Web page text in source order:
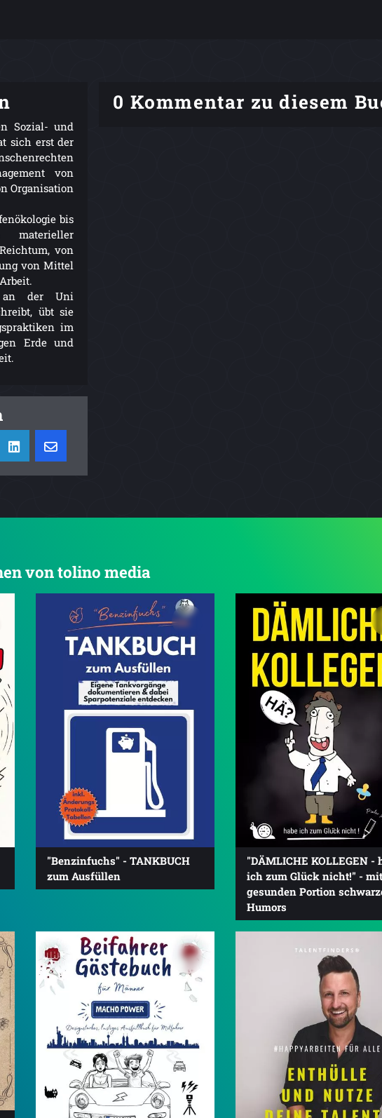
Sozial- und
sich erst der
von
Organisation
bis
materieller
von
von Mittel
der Uni
übt sie
im
Erde und
0 Kommentar zu diesem
von tolino media
"Benzinfuchs" - TANKBUCH
zum Ausfüllen
"DÄMLICHE KOLLEGEN -
ich zum Glück nicht!" -
gesunden Portion
Humors